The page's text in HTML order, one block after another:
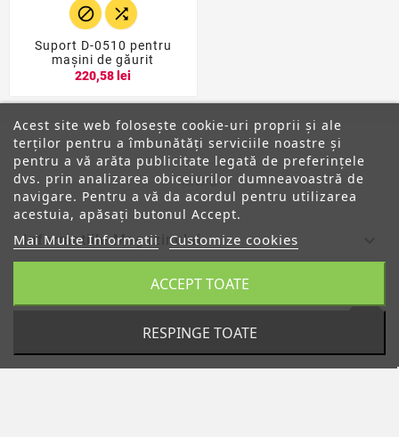
 
Suport D-0510 pentru
maşini de găurit
220,58 lei
ANPC
Informatiile Magazinului
Acest site web folosește cookie-uri proprii și ale
terților pentru a îmbunătăți serviciile noastre și
pentru a vă arăta publicitate legată de preferințele
dvs. prin analizarea obiceiurilor dumneavoastră de
navigare. Pentru a vă da acordul pentru utilizarea
acestuia, apăsați butonul Accept.
Mai Multe Informatii Customize cookies
RESPINGE TOATE
ACCEPT TOATE